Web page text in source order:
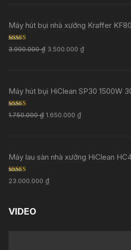
Máy hút bụi nhà xưởng Kraffer
Rated 5.00
out of 5
3.990.000₫ 3.500.000₫
Máy hút bụi HiClean SP30 1500W
Rated 5.00
out of 5
1.750.000₫ 1.650.000₫
Máy lau sàn nhà xưởng HiClean
Rated5.00
out of 5
23.000.000₫
VIDEO